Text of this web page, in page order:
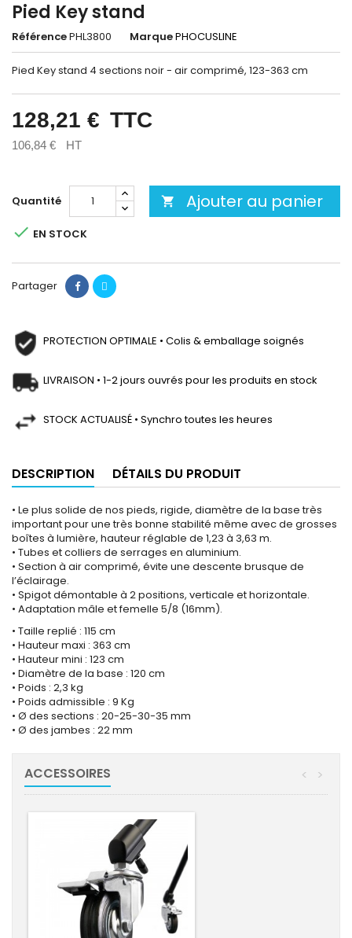
Pied Key stand
RéférencePHL3800 MarquePHOCUSLINE
Pied Key stand 4 sections noir - air comprimé, 123-363 cm
128,21 € TTC
106,84 € HT
Quantité  Ajouter au panier
 EN STOCK
Partager
PROTECTION OPTIMALE • Colis & emballage soignés
LIVRAISON • 1-2 jours ouvrés pour les produits en stock
STOCK ACTUALISÉ • Synchro toutes les heures
DESCRIPTION DÉTAILS DU PRODUIT
• Le plus solide de nos pieds, rigide, diamètre de la base très
important pour une très bonne stabilité même avec de grosses
boîtes à lumière, hauteur réglable de 1,23 à 3,63 m.
• Tubes et colliers de serrages en aluminium.
• Section à air comprimé, évite une descente brusque de
l’éclairage.
• Spigot démontable à 2 positions, verticale et horizontale.
• Adaptation mâle et femelle 5/8 (16mm).
• Taille replié : 115 cm
• Hauteur maxi : 363 cm
• Hauteur mini : 123 cm
• Diamètre de la base : 120 cm
• Poids : 2,3 kg
• Poids admissible : 9 Kg
• Ø des sections : 20-25-30-35 mm
• Ø des jambes : 22 mm
ACCESSOIRES >
<